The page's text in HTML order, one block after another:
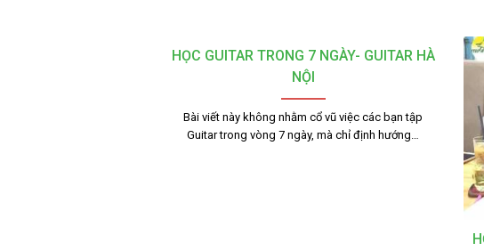
HỌC GUITAR TRONG 7 NGÀY- GUITAR HÀ
NỘI
Bài viết này không nhằm cổ vũ việc các bạn tập
Guitar trong vòng 7 ngày, mà chỉ định hướng…